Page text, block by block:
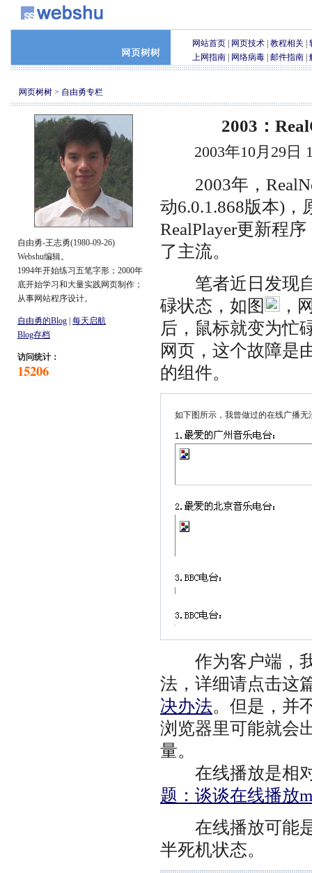
网站首页 网页技术 教程相关
上网指南
网络病毒 邮件指南
网页树树 > 自由勇专栏
自由勇-王志勇(1980-09-26)
Webshu编辑。
1994年开始练习五笔字形；2000年
底开始学习和大量实践网页制作；
从事网站程序设计。
自由勇的Blog 每天启航
Blog存档
访问统计：
15206
2003：
2003年10月29
2003年，
动6.0.1.868版本)，
RealPlayer更新程
了主流。
笔者近日发现自
碌状态，如图
，
后，鼠标就变为忙
网页，这个故障是
的组件。
如下图所示，我曾做过的在线广播无
作为客户端，我
法，详细请点击这
决办法。但是，并
浏览器里可能就会
量。
在线播放是相对
题：谈谈在线播放
在线播放可能是
半死机状态。